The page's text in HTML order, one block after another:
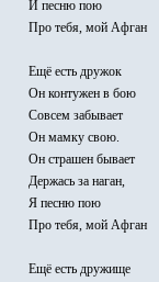
И песню пою
Про тебя, мой Афган
Ещё есть дружок
Он контужен в бою
Совсем забывает
Он мамку свою.
Он страшен бывает
Держась за наган,
Я песню пою
Про тебя, мой Афган
Ещё есть дружище